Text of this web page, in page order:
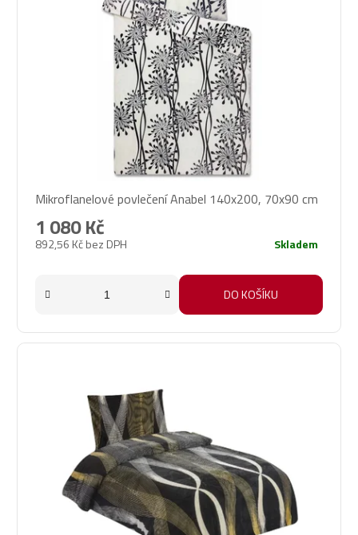
Mikroflanelové povlečení Anabel 140x200, 70x90 cm
892,56 Kč bez DPH
1 080 Kč
Skladem
DO KOŠÍKU